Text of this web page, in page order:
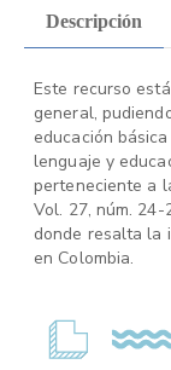
Descripción
Este recurso
general,
educación
lenguaje y
perteneciente a
Vol. 27, núm.
donde resalta la
en Colombia.